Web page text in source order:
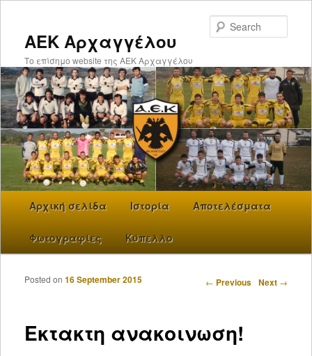
ΑΕΚ Αρχαγγέλου
Το επίσημο website της ΑΕΚ Αρχαγγέλου
Skip to primary content
Αρχική σελίδα Ιστορία Αποτελέσματα
Φωτογραφίες Κύπελλο
Post navigation
← Previous Next →
Εκτακτη ανακοινωση!
Posted on 16 September 2015